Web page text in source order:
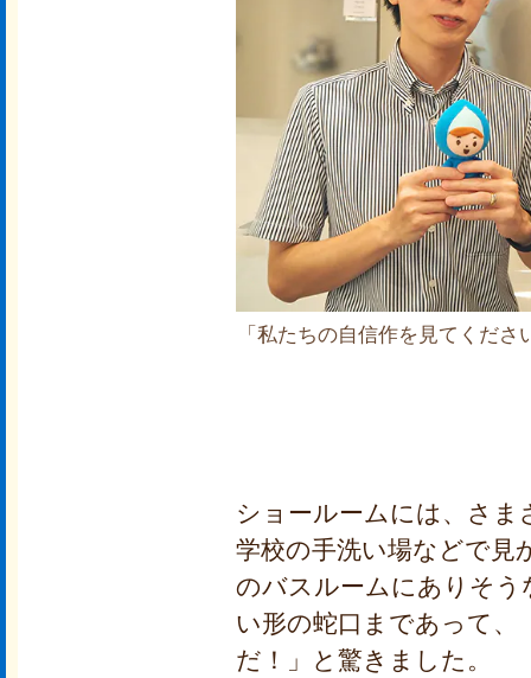
「私たちの自信作を見てくだ
ショールームには、さ
学校の手洗い場などで見
のバスルームにありそ
い形の蛇口まであって
だ！」と驚きました。